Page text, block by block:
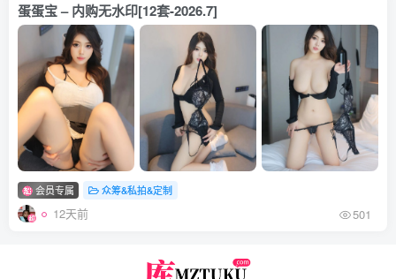
蛋蛋宝 – 内购无水印[12套-2026.7]
会员专属 众筹&私拍&定制
12天前 501